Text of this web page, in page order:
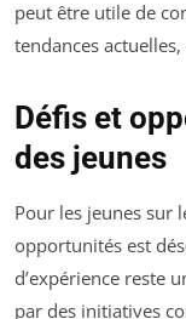
peut être utile de
tendances
Défis et
des jeunes
Pour les jeunes sur
opportunités est
d’expérience reste
par des initiatives